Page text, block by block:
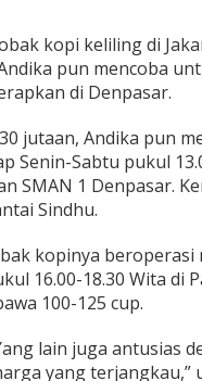
kopi keliling di
pun mencoba
di Denpasar.
jutaan, Andika pun
Senin-Sabtu pukul
SMAN 1 Denpasar.
Sindhu.
kopinya beroperasi
16.00-18.30 Wita di
100-125 cup.
lain juga antusias
yang terjangkau,”